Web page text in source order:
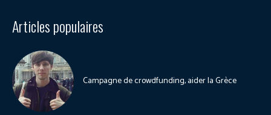
Articles populaires
Campagne de crowdfunding, aider la Grèce